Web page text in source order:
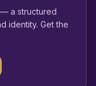
— a structured
identity. Get the